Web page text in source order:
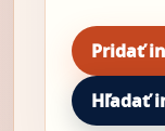
Pridať
Hľadať